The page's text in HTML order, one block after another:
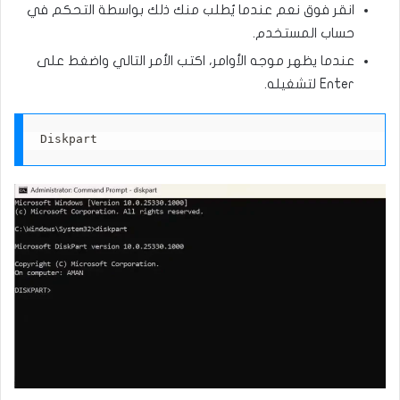
انقر فوق نعم عندما يُطلب منك ذلك بواسطة التحكم في
حساب المستخدم.
عندما يظهر موجه الأوامر، اكتب الأمر التالي واضغط على
Enter لتشغيله.
Diskpart